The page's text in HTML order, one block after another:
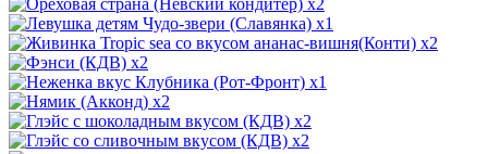
x2
x1
x2
x2
x1
x2
x2
x2